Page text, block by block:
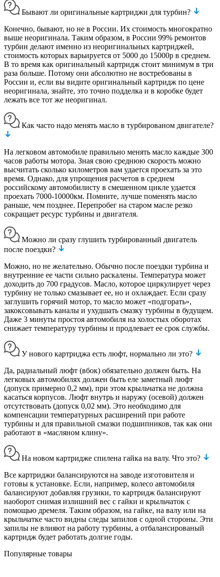
Бывают ли оригинальные картриджи для турбин?
Конечно, бывают, но не в России. Их стоимость многократно
выше неоригинала. Таким образом, в России 99% ремонтов
турбин делают именно из неоригинальных картриджей,
стоимость которых варьируется от 5000 до 15000р в среднем.
В то время как оригинальный картридж стоит минимум в три
раза больше. Потому они абсолютно не востребованы в
России и, если вы видите оригинальный картридж по цене
неоригинала, знайте, это точно подделка и в коробке будет
лежать все тот же неоригинал.
Как часто надо менять масло в турбированом двигателе?
На легковом автомобиле правильно менять масло каждые 300
часов работы мотора. Зная свою среднюю скорость можно
высчитать сколько километров вам удается проехать за это
время. Однако, для упрощения расчетов в среднем
российскому автомобилисту в смешенном цикле удается
проехать 7000-10000км. Помните, лучше поменять масло
раньше, чем позднее. Перепробег на старом масле резко
сокращает ресурс турбины и двигателя.
Можно ли сразу глушить турбированный двигатель
после поездки?
Можно, но не желательно. Обычно после поездки турбина и
внутренние ее части сильно раскалены. Температура может
доходить до 700 градусов. Масло, которое циркулирует через
турбину не только смазывает ее, но и охлаждает. Если сразу
заглушить горячий мотор, то масло может «подгорать»,
закоксовывать каналы и ухудшать смазку турбины в будущем.
Даже 3 минуты простоя автомобиля на холостых оборотах
снижает температуру турбины и продлевает ее срок службы.
У нового картриджа есть люфт, нормально ли это?
Да, радиальный люфт (вбок) обязательно должен быть. На
легковых автомобилях должен быть еле заметный люфт
(допуск примерно 0,2 мм), при этом крыльчатка не должна
касаться корпусов. Люфт внутрь и наружу (осевой) должен
отсутствовать (допуск 0,02 мм). Это необходимо для
компенсации температурных расширений при работе
турбины и для правильной смазки подшипников, так как они
работают в «масляном клину».
На новом картридже спилена гайка на валу. Что это?
Все картриджи балансируются на заводе изготовителя и
готовы к установке. Если, например, колесо автомобиля
балансируют добавляя грузики, то картридж балансируют
наоборот снимая излишний вес с гайки и крыльчаток с
помощью дремеля. Таким образом, на гайке, на валу или на
крыльчатке часто видны следы запилов с одной стороны. Эти
запилы не влияют на работу турбины, а отбалансированый
картридж будет работать долгие годы.
Популярные товары